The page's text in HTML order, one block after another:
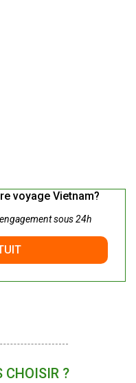
voyage Vietnam?
sous 24h
CHOISIR ?